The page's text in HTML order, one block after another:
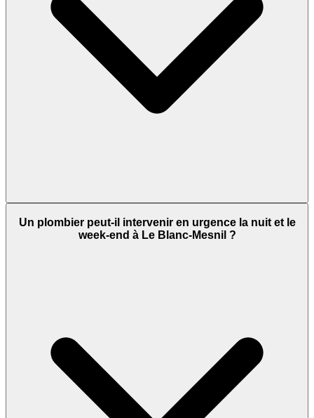
Un plombier peut-il intervenir en urgence la nuit et le
week-end à Le Blanc-Mesnil ?